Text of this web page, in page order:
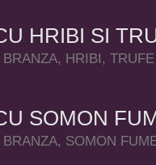
HRIBI SI
HRIBI, TRUFE
SOMON
SOMON